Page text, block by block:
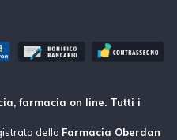
farmacia on line. Tutti i
della Farmacia Oberdan